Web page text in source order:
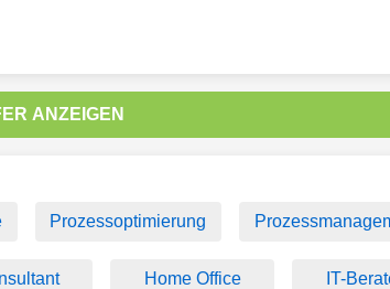
ANZEIGEN
Prozessoptimierung
Home Office IT-